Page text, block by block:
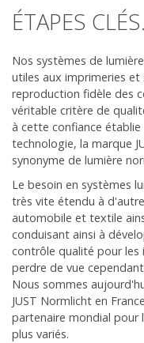
ÉTAPES CLÉS.
Nos systèmes de
utiles aux imprimeries
reproduction fidèle des
véritable critère de
à cette confiance
technologie, la marque
synonyme de lumière
Le besoin en systèmes
très vite étendu à
automobile et textile
conduisant ainsi à
contrôle qualité pour les
perdre de vue
Nous sommes
JUST Normlicht en
partenaire mondial pour
plus variés.